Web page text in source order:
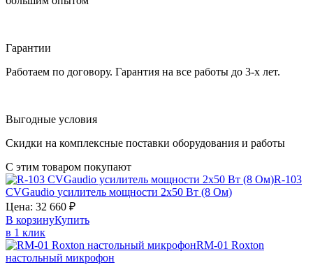
Гарантии
Работаем по договору. Гарантия на все работы до 3-х лет.
Выгодные условия
Скидки на комплексные поставки оборудования и работы
С этим товаром покупают
R-103
CVGaudio усилитель мощности 2х50 Вт (8 Ом)
Цена: 32 660 ₽
В корзинуКупить
в 1 клик
RM-01 Roxton
настольный микрофон